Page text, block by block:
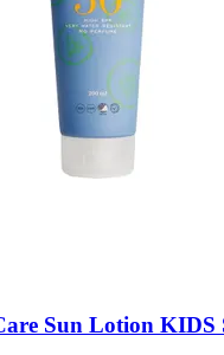
Sun Lotion KIDS